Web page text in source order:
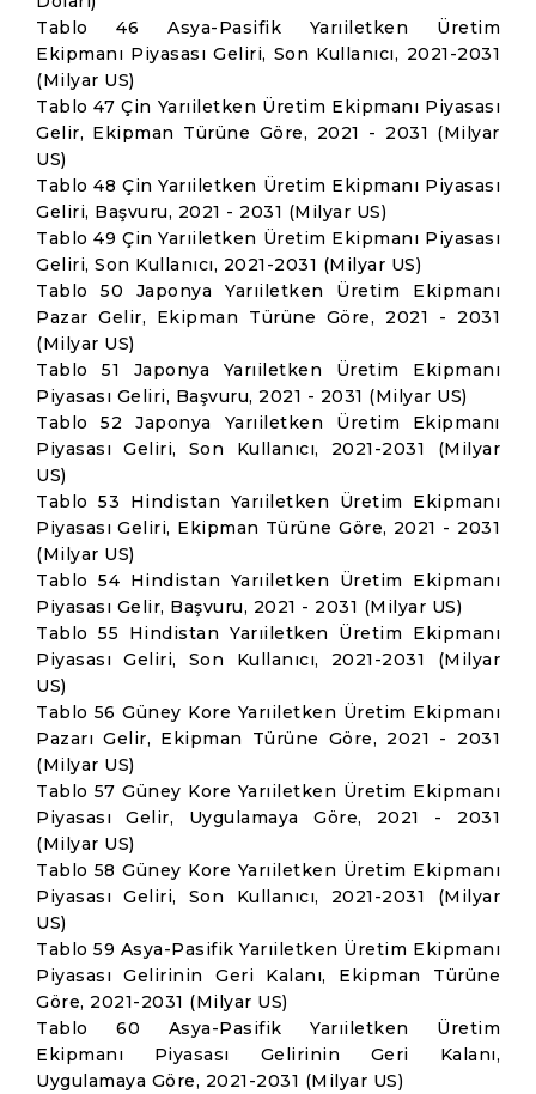
Tablo 46 Asya-Pasifik Yarıiletken Üretim
Ekipmanı Piyasası Geliri, Son Kullanıcı, 2021-2031
(Milyar US)
Tablo 47 Çin Yarıiletken Üretim Ekipmanı Piyasası
Gelir, Ekipman Türüne Göre, 2021 - 2031 (Milyar
US)
Tablo 48 Çin Yarıiletken Üretim Ekipmanı Piyasası
Geliri, Başvuru, 2021 - 2031 (Milyar US)
Tablo 49 Çin Yarıiletken Üretim Ekipmanı Piyasası
Geliri, Son Kullanıcı, 2021-2031 (Milyar US)
Tablo 50 Japonya Yarıiletken Üretim Ekipmanı
Pazar Gelir, Ekipman Türüne Göre, 2021 - 2031
(Milyar US)
Tablo 51 Japonya Yarıiletken Üretim Ekipmanı
Piyasası Geliri, Başvuru, 2021 - 2031 (Milyar US)
Tablo 52 Japonya Yarıiletken Üretim Ekipmanı
Piyasası Geliri, Son Kullanıcı, 2021-2031 (Milyar
US)
Tablo 53 Hindistan Yarıiletken Üretim Ekipmanı
Piyasası Geliri, Ekipman Türüne Göre, 2021 - 2031
(Milyar US)
Tablo 54 Hindistan Yarıiletken Üretim Ekipmanı
Piyasası Gelir, Başvuru, 2021 - 2031 (Milyar US)
Tablo 55 Hindistan Yarıiletken Üretim Ekipmanı
Piyasası Geliri, Son Kullanıcı, 2021-2031 (Milyar
US)
Tablo 56 Güney Kore Yarıiletken Üretim Ekipmanı
Pazarı Gelir, Ekipman Türüne Göre, 2021 - 2031
(Milyar US)
Tablo 57 Güney Kore Yarıiletken Üretim Ekipmanı
Piyasası Gelir, Uygulamaya Göre, 2021 - 2031
(Milyar US)
Tablo 58 Güney Kore Yarıiletken Üretim Ekipmanı
Piyasası Geliri, Son Kullanıcı, 2021-2031 (Milyar
US)
Tablo 59 Asya-Pasifik Yarıiletken Üretim Ekipmanı
Piyasası Gelirinin Geri Kalanı, Ekipman Türüne
Göre, 2021-2031 (Milyar US)
Tablo 60 Asya-Pasifik Yarıiletken Üretim
Ekipmanı Piyasası Gelirinin Geri Kalanı,
Uygulamaya Göre, 2021-2031 (Milyar US)